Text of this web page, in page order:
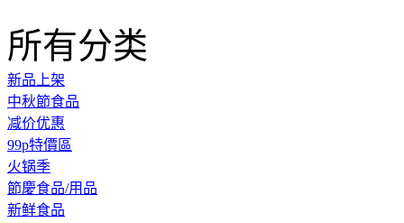
所有分类
新品上架
中秋節食品
减价优惠
99p特價區
火锅季
節慶食品/用品
新鲜食品